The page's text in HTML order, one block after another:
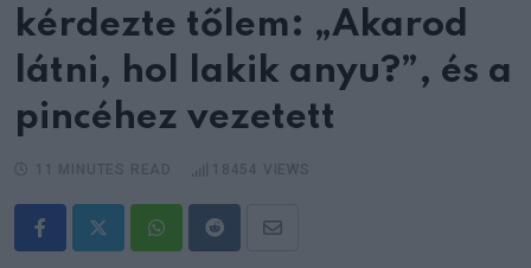
kérdezte tőlem: „Akarod
látni, hol lakik anyu?”, és a
pincéhez vezetett
WhatsappRedditShare